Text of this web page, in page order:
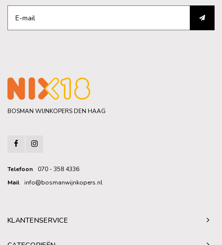
BOSMAN WIJNKOPERS DEN HAAG
Telefoon
070 - 358 4336
Mail
info@bosmanwijnkopers.nl
KLANTENSERVICE